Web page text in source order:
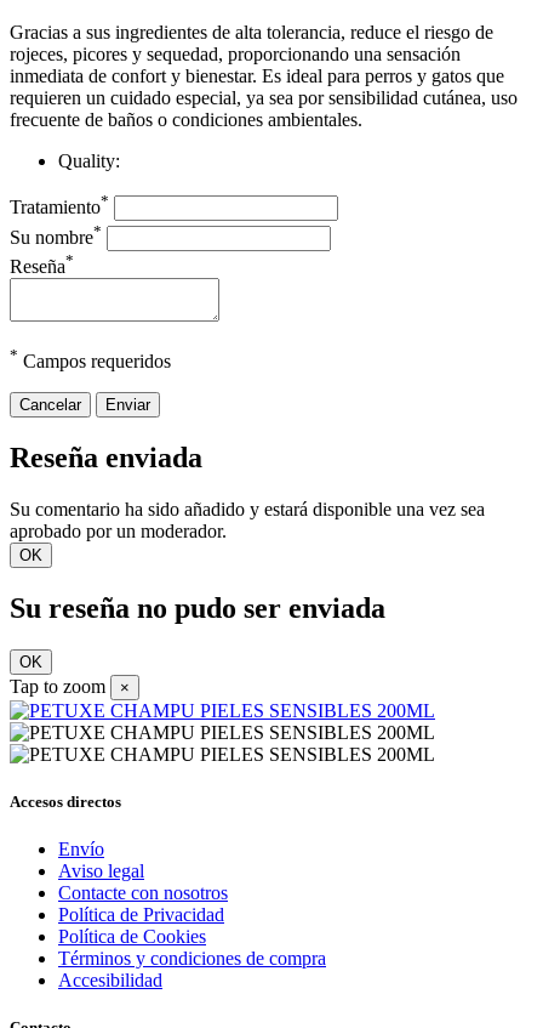
Gracias a sus ingredientes de alta tolerancia, reduce el riesgo de
rojeces, picores y sequedad, proporcionando una sensación
inmediata de confort y bienestar. Es ideal para perros y gatos que
requieren un cuidado especial, ya sea por sensibilidad cutánea, uso
frecuente de baños o condiciones ambientales.
Quality:
Tratamiento*
Su nombre*
Reseña*
* Campos requeridos
Cancelar Enviar
Reseña enviada
Su comentario ha sido añadido y estará disponible una vez sea
aprobado por un moderador.
OK
Su reseña no pudo ser enviada
OK
Tap to zoom ×
Accesos directos
Envío
Aviso legal
Contacte con nosotros
Política de Privacidad
Política de Cookies
Términos y condiciones de compra
Accesibilidad